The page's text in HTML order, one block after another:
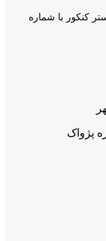
کنکور با شماره
پژواک